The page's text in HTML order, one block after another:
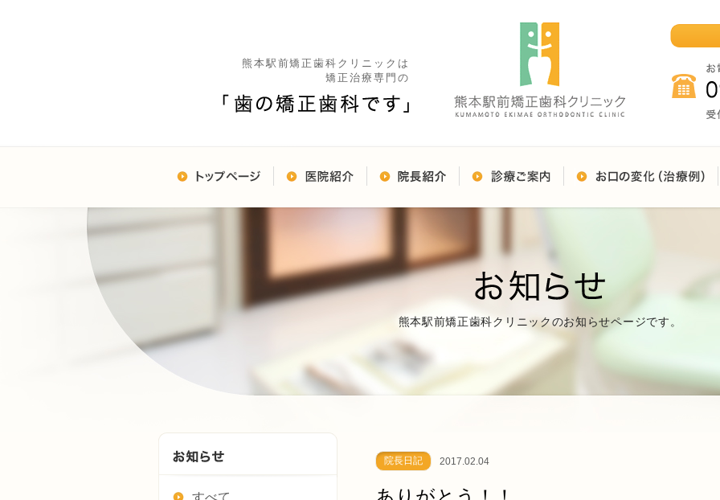
熊本駅前矯正歯科クリニックは
矯正治療専門の
熊本駅前矯正歯科クリニックのお知らせページです。
すべて
院長日記 2017.02.04